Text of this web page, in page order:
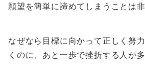
願望を簡単に諦めてしまうことは
なぜなら目標に向かって正しく努
くのに、あと一歩で挫折する人が